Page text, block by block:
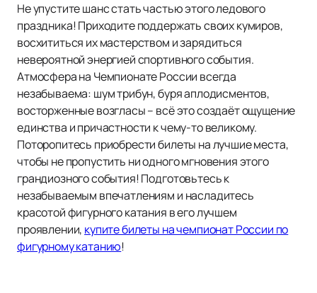
Не упустите шанс стать частью этого ледового
праздника! Приходите поддержать своих кумиров,
восхититься их мастерством и зарядиться
невероятной энергией спортивного события.
Атмосфера на Чемпионате России всегда
незабываема: шум трибун, буря аплодисментов,
восторженные возгласы – всё это создаёт ощущение
единства и причастности к чему-то великому.
Поторопитесь приобрести билеты на лучшие места,
чтобы не пропустить ни одного мгновения этого
грандиозного события! Подготовьтесь к
незабываемым впечатлениям и насладитесь
красотой фигурного катания в его лучшем
проявлении, купите билеты на чемпионат России по
фигурному катанию!